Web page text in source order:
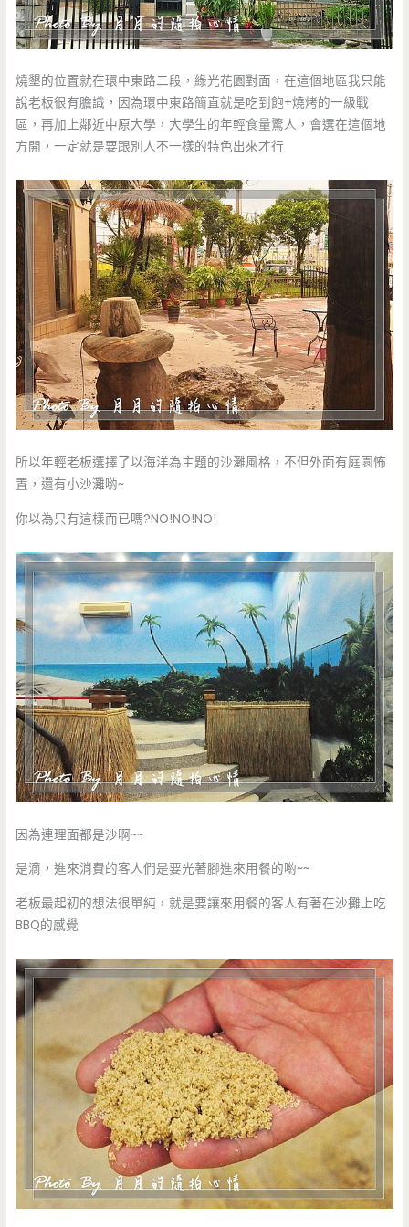
燒墾的位置就在環中東路二段，綠光花園對面，在這個地區我只能
說老板很有膽識，因為環中東路簡直就是吃到飽+燒烤的一級戰
區，再加上鄰近中原大學，大學生的年輕食量驚人，會選在這個地
方開，一定就是要跟別人不一樣的特色出來才行
所以年輕老板選擇了以海洋為主題的沙灘風格，不但外面有庭園怖
置，還有小沙灘喲~
你以為只有這樣而已嗎?NO!NO!NO!
因為連理面都是沙啊~~
是滴，進來消費的客人們是要光著腳進來用餐的喲~~
老板最起初的想法很單純，就是要讓來用餐的客人有著在沙攤上吃
BBQ的感覺